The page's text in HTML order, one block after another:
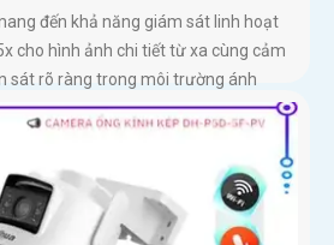
đến khả năng giám sát linh hoạt
cho hình ảnh chi tiết từ xa cùng cảm
sát rõ ràng trong môi trường ánh
ngoại đạt đến 100m và đèn ánh sáng
đêm luôn sắc nét Camera hỗ trợ
độ khung hình 30fps@1080p ổn